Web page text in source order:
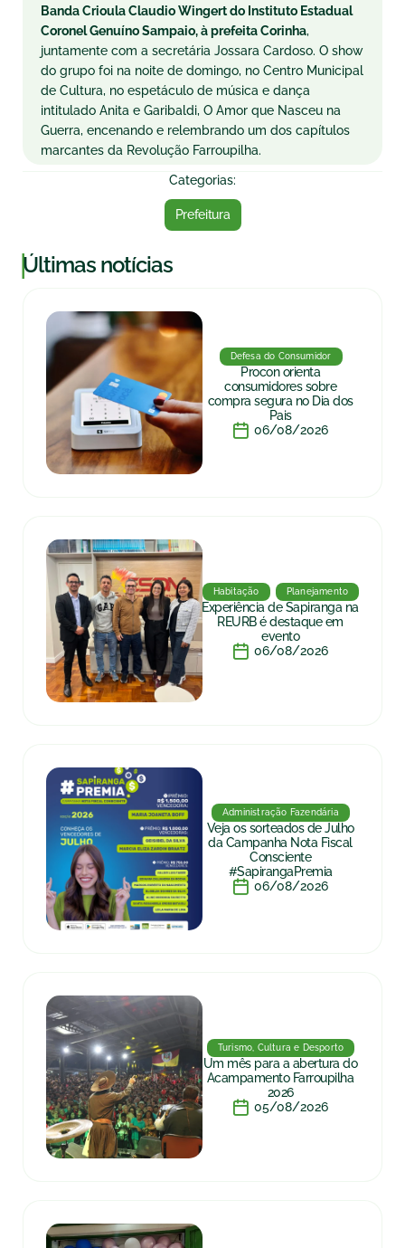
Banda Crioula Claudio Wingert do Instituto Estadual
Coronel Genuíno Sampaio, à prefeita Corinha,
juntamente com a secretária Jossara Cardoso. O show
do grupo foi na noite de domingo, no Centro Municipal
de Cultura, no espetáculo de música e dança
intitulado Anita e Garibaldi, O Amor que Nasceu na
Guerra, encenando e relembrando um dos capítulos
marcantes da Revolução Farroupilha.
Categorias:
Prefeitura
|Últimas notícias
Defesa do Consumidor
Procon orienta
consumidores sobre
compra segura no Dia dos
Pais
06/08/2026
Habitação Planejamento
Experiência de Sapiranga na
REURB é destaque em
evento
06/08/2026
Administração Fazendária
Veja os sorteados de Julho
da Campanha Nota Fiscal
Consciente
#SapirangaPremia
06/08/2026
Turismo, Cultura e Desporto
Um mês para a abertura do
Acampamento Farroupilha
2026
05/08/2026